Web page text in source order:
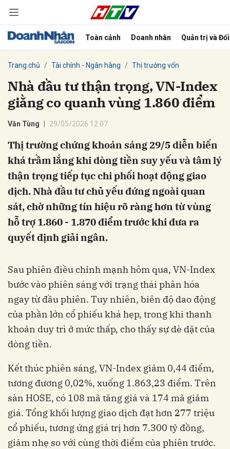
Toàn cảnh Doanh nhân Quản trị và
Trang chủ Tài chính - Ngân hàng Thị trường vốn
Nhà đầu tư thận trọng, VN-Index
giằng co quanh vùng 1.860 điểm
Văn Tùng 29/05/2026 12:07
Thị trường chứng khoán sáng 29/5 diễn biến
khá trầm lắng khi dòng tiền suy yếu và tâm lý
thận trọng tiếp tục chi phối hoạt động giao
dịch. Nhà đầu tư chủ yếu đứng ngoài quan
sát, chờ những tín hiệu rõ ràng hơn từ vùng
hỗ trợ 1.860 - 1.870 điểm trước khi đưa ra
quyết định giải ngân.
Sau phiên điều chỉnh mạnh hôm qua, VN-Index
bước vào phiên sáng với trạng thái phân hóa
ngay từ đầu phiên. Tuy nhiên, biên độ dao động
của phần lớn cổ phiếu khá hẹp, trong khi thanh
khoản duy trì ở mức thấp, cho thấy sự dè dặt của
dòng tiền.
Kết thúc phiên sáng, VN-Index giảm 0,44 điểm,
tương đương 0,02%, xuống 1.863,23 điểm. Trên
sàn HOSE, có 108 mã tăng giá và 174 mã giảm
giá. Tổng khối lượng giao dịch đạt hơn 277 triệu
cổ phiếu, tương ứng giá trị hơn 7.300 tỷ đồng,
giảm nhẹ so với cùng thời điểm của phiên trước.
Hủy